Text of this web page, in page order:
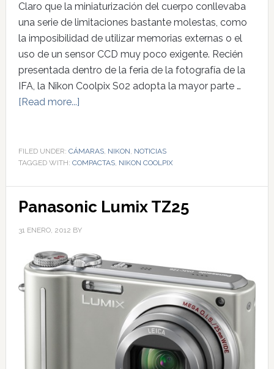
Claro que la miniaturización del cuerpo conllevaba
una serie de limitaciones bastante molestas, como
la imposibilidad de utilizar memorias externas o el
uso de un sensor CCD muy poco exigente. Recién
presentada dentro de la feria de la fotografía de la
IFA, la Nikon Coolpix S02 adopta la mayor parte …
[Read more...]
FILED UNDER: CÁMARAS, NIKON, NOTICIAS
TAGGED WITH: COMPACTAS, NIKON COOLPIX
Panasonic Lumix TZ25
31 ENERO, 2012 BY